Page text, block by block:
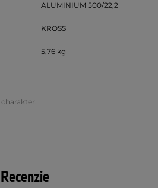
ALUMINIUM 500/22,2
KROSS
5,76 kg
Recenzie